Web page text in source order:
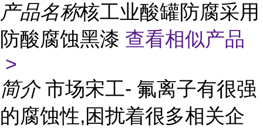
产品名称核工业酸罐防腐采用
防酸腐蚀黑漆 查看相似产品
>
简介 市场宋工- 氟离子有很强
的腐蚀性,困扰着很多相关企